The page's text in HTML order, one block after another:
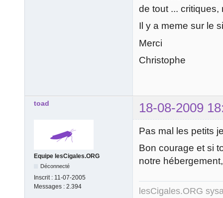
de tout ... critiques,
Il y a meme sur le
Merci
Christophe
toad 18-08-2009
Equipe lesCigales.ORG
Déconnecté
Inscrit : 11-07-2005
Messages : 2.394
Pas mal les petits
Bon courage et si
notre
lesCigales.ORG